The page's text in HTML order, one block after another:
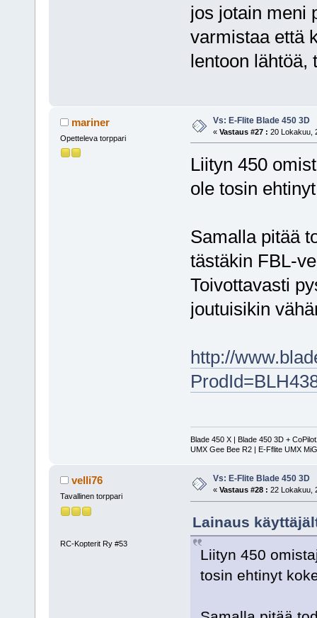
jos jotain meni
varmistaa että
lentoon
mariner
Opetteleva torppari
Vs: E-Flite Blade 450 3D
« Vastaus #27 : 20 Lokakuu,
Liityn 450
ole tosin
Samalla pitää
tästäkin FBL-
Toivottavasti
joutuisikin
http://
Blade 450 X | Blade 450 3D +
UMX Gee Bee R2 | E-Fflite UMX
velli76
Tavallinen torppari
RC-Kopterit Ry #53
Vs: E-Flite Blade 450 3D
« Vastaus #28 : 22 Lokakuu,
Lainaus
Liityn 450
tosin ehtinyt